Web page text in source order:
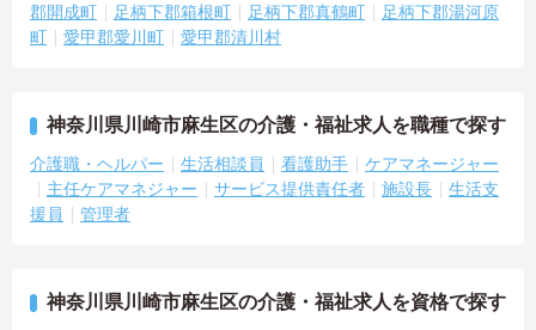
郡開成町
足柄下郡箱根町 足柄下郡真鶴町
足柄下郡湯河原
町
愛甲郡愛川町 愛甲郡清川村
神奈川県川崎市麻生区の介護・福祉求人を職種で探す
介護職・ヘルパー 生活相談員 看護助手
ケアマネージャー
主任ケアマネジャー
サービス提供責任者 施設長
生活支
援員
管理者
神奈川県川崎市麻生区の介護・福祉求人を資格で探す